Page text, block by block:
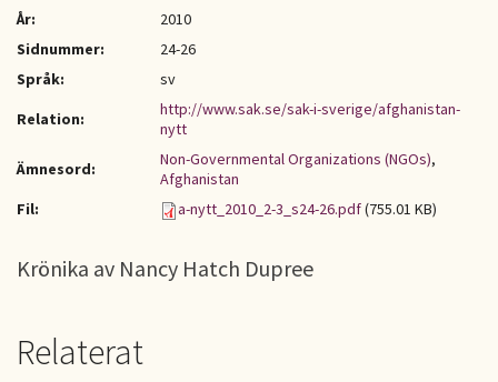
År:
2010
Sidnummer:
24-26
Språk:
sv
Relation:
http://www.sak.se/sak-i-sverige/afghanistan-
nytt
Ämnesord:
Non-Governmental Organizations (NGOs),
Afghanistan
Fil:
a-nytt_2010_2-3_s24-26.pdf(755.01 KB)
Krönika av Nancy Hatch Dupree
Relaterat